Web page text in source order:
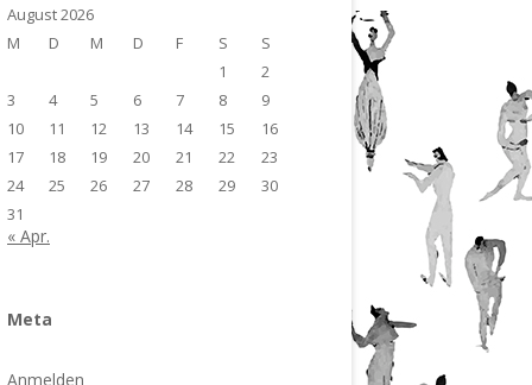
August 2026
M
D M D F S
S
1
2
3
4 5 6 7 8
9
10
11 12 13 14 15
16
17
18 19 20 21 22
23
24
25 26 27 28 29
30
31
« Apr.
Meta
Anmelden